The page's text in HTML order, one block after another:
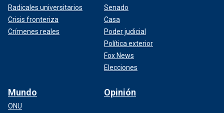
Radicales universitarios
Crisis fronteriza
Crímenes reales
Senado
Casa
Poder judicial
Política exterior
Fox News
Elecciones
Mundo
ONU
Opinión